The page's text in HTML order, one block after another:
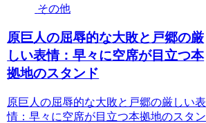
その他
原巨人の屈辱的な大敗と戸郷の厳
しい表情：早々に空席が目立つ本
拠地のスタンド
原巨人の屈辱的な大敗と戸郷の厳しい表
情：早々に空席が目立つ本拠地のスタン